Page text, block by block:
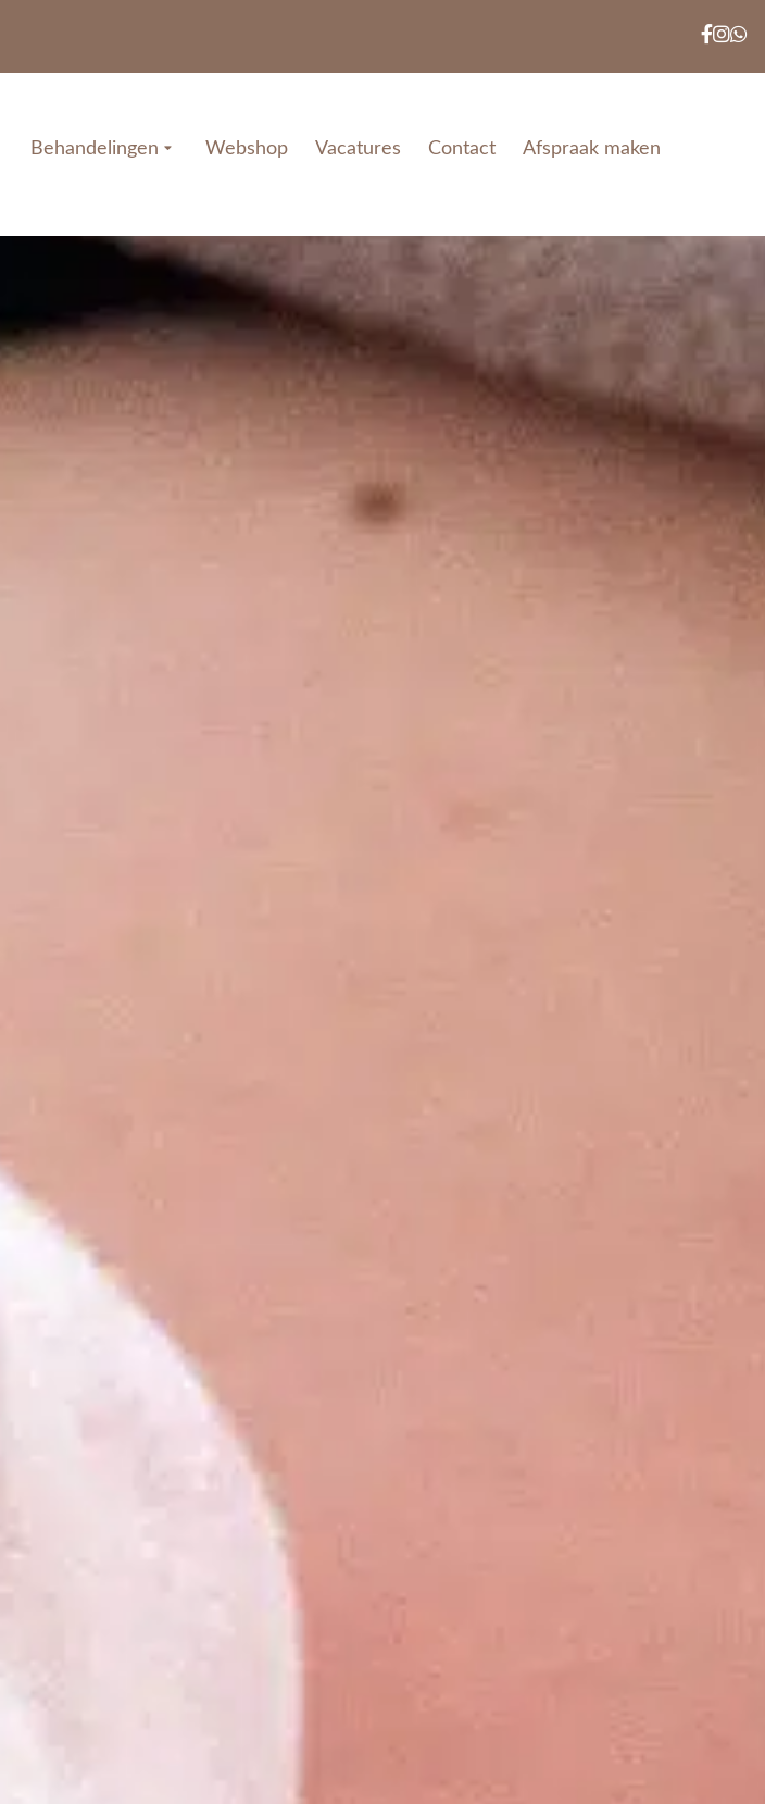
Behandelingen Webshop Vacatures Contact Afspraak maken